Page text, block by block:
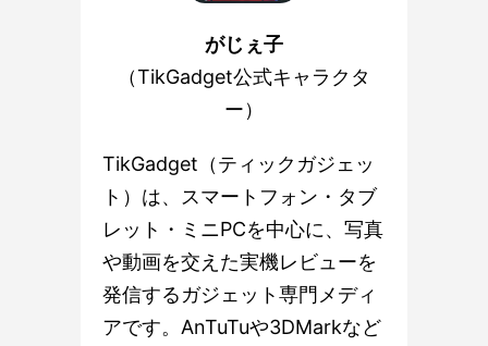
がじぇ子
（TikGadget公式キャラクタ
ー）
TikGadget（ティックガジェッ
ト）は、スマートフォン・タブ
レット・ミニPCを中心に、写真
や動画を交えた実機レビューを
発信するガジェット専門メディ
アです。AnTuTuや3DMarkなど